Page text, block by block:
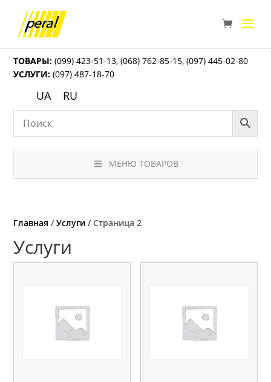
ТОВАРЫ: (099) 423-51-13,(068) 762-85-15,(097) 445-02-80
УСЛУГИ: (097) 487-18-70
UA RU
МЕНЮ ТОВАРОВ
Главная /Услуги / Страница 2
Услуги